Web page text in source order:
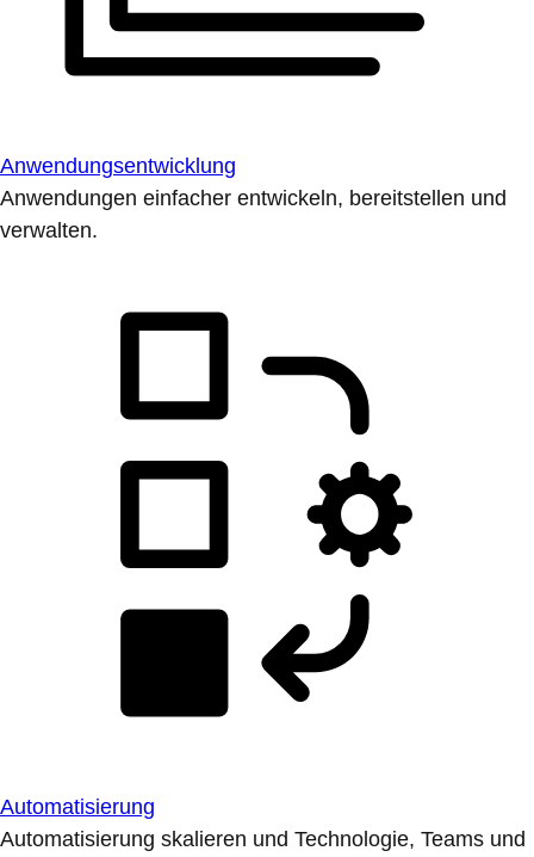
Anwendungsentwicklung
Anwendungen einfacher entwickeln, bereitstellen und
verwalten.
Automatisierung
Automatisierung skalieren und Technologie, Teams und